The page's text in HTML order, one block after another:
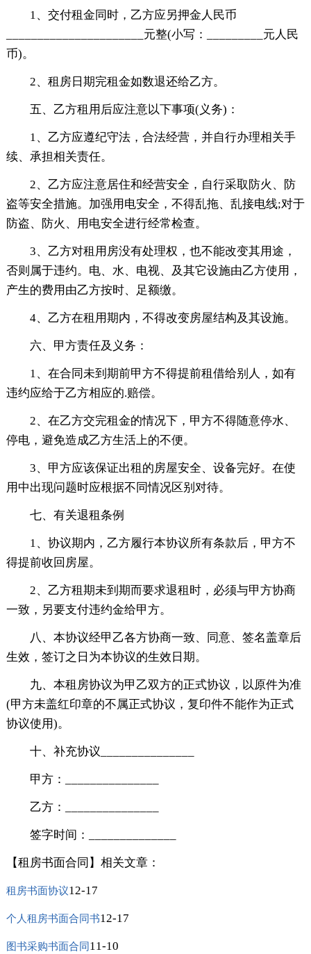
1、交付租金同时，乙方应另押金人民币
______________________元整(小写：_________元人民
币)。
2、租房日期完租金如数退还给乙方。
五、乙方租用后应注意以下事项(义务)：
1、乙方应遵纪守法，合法经营，并自行办理相关手
续、承担相关责任。
2、乙方应注意居住和经营安全，自行采取防火、防
盗等安全措施。加强用电安全，不得乱拖、乱接电线;对于
防盗、防火、用电安全进行经常检查。
3、乙方对租用房没有处理权，也不能改变其用途，
否则属于违约。电、水、电视、及其它设施由乙方使用，
产生的费用由乙方按时、足额缴。
4、乙方在租用期内，不得改变房屋结构及其设施。
六、甲方责任及义务：
1、在合同未到期前甲方不得提前租借给别人，如有
违约应给于乙方相应的.赔偿。
2、在乙方交完租金的情况下，甲方不得随意停水、
停电，避免造成乙方生活上的不便。
3、甲方应该保证出租的房屋安全、设备完好。在使
用中出现问题时应根据不同情况区别对待。
七、有关退租条例
1、协议期内，乙方履行本协议所有条款后，甲方不
得提前收回房屋。
2、乙方租期未到期而要求退租时，必须与甲方协商
一致，另要支付违约金给甲方。
八、本协议经甲乙各方协商一致、同意、签名盖章后
生效，签订之日为本协议的生效日期。
九、本租房协议为甲乙双方的正式协议，以原件为准
(甲方未盖红印章的不属正式协议，复印件不能作为正式
协议使用)。
十、补充协议_______________
甲方：_______________
乙方：_______________
签字时间：______________
【租房书面合同】相关文章：
租房书面协议12-17
个人租房书面合同书12-17
图书采购书面合同 11-10